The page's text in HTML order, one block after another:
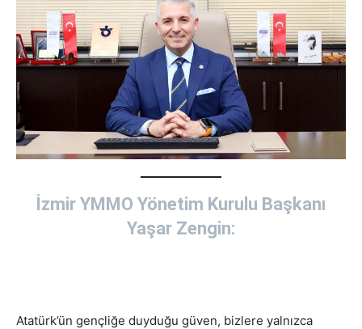
İzmir YMMO Yönetim Kurulu Başkanı
Yaşar Zengin:
Atatürk’ün gençliğe duyduğu güven, bizlere yalnızca